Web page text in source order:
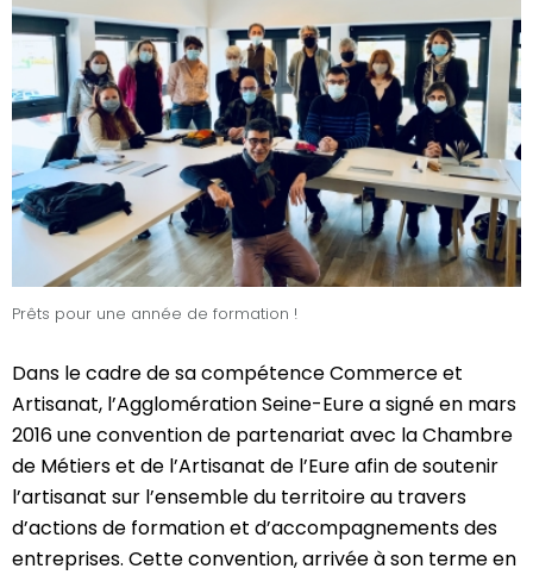
Prêts pour une année de formation !
Dans le cadre de sa compétence Commerce et
Artisanat, l’Agglomération Seine-Eure a signé en mars
2016 une convention de partenariat avec la Chambre
de Métiers et de l’Artisanat de l’Eure afin de soutenir
l’artisanat sur l’ensemble du territoire au travers
d’actions de formation et d’accompagnements des
entreprises. Cette convention, arrivée à son terme en